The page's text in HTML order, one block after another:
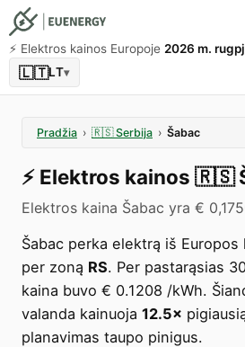
⚡️ Elektros kainos Europoje 2026 m.
🇱🇹LT▾
Pradžia › 🇷🇸 Serbija › Šabac
⚡️ Elektros kainos 🇷🇸
Elektros kaina Šabac yra €
Šabac perka elektrą iš
per zoną RS. Per pastarąsias
kaina buvo € 0.1208 /kWh.
valanda kainuoja 12.5×
planavimas taupo pinigus.